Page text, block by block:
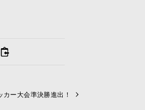
ー大会準決勝進出！